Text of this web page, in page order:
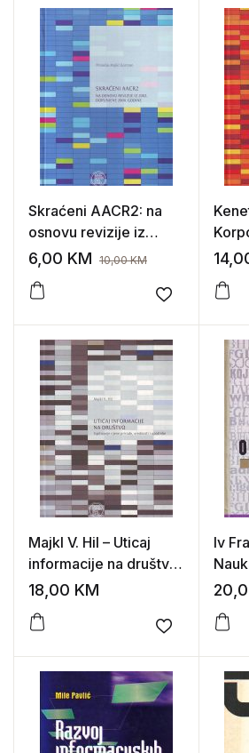
Skraćeni AACR2: na
osnovu revizije iz
2002., dopunjene
(priredio: Majkl
6,00 KM 10,00KM
Add to
Majkl V. Hil – Uticaj
informacije na društvo:
ispitivanje njene
upotrebe
18,00 KM
Add to
Iv